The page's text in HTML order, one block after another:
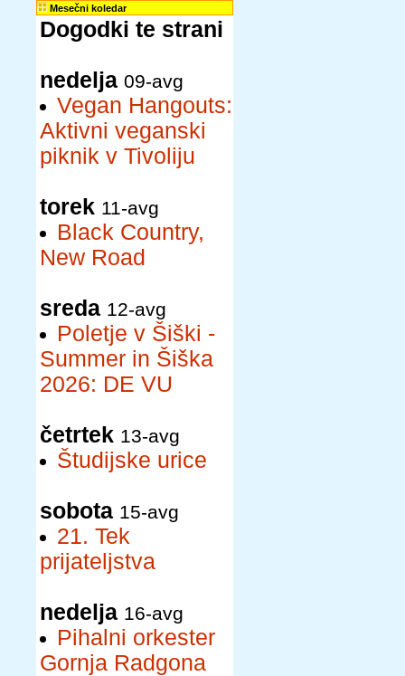
Mesečni koledar
Dogodki te strani
nedelja 09-avg
Vegan Hangouts:
Aktivni veganski
piknik v Tivoliju
torek 11-avg
Black Country,
New Road
sreda 12-avg
Poletje v Šiški -
Summer in Šiška
2026: DE VU
četrtek 13-avg
Študijske urice
sobota 15-avg
21. Tek
prijateljstva
nedelja 16-avg
Pihalni orkester
Gornja Radgona